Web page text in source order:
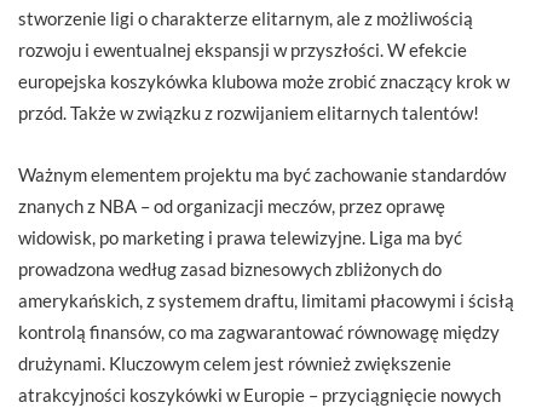
stworzenie ligi o charakterze elitarnym, ale z możliwością
rozwoju i ewentualnej ekspansji w przyszłości. W efekcie
europejska koszykówka klubowa może zrobić znaczący krok w
przód. Także w związku z rozwijaniem elitarnych talentów!
Ważnym elementem projektu ma być zachowanie standardów
znanych z NBA – od organizacji meczów, przez oprawę
widowisk, po marketing i prawa telewizyjne. Liga ma być
prowadzona według zasad biznesowych zbliżonych do
amerykańskich, z systemem draftu, limitami płacowymi i ścisłą
kontrolą finansów, co ma zagwarantować równowagę między
drużynami. Kluczowym celem jest również zwiększenie
atrakcyjności koszykówki w Europie – przyciągnięcie nowych